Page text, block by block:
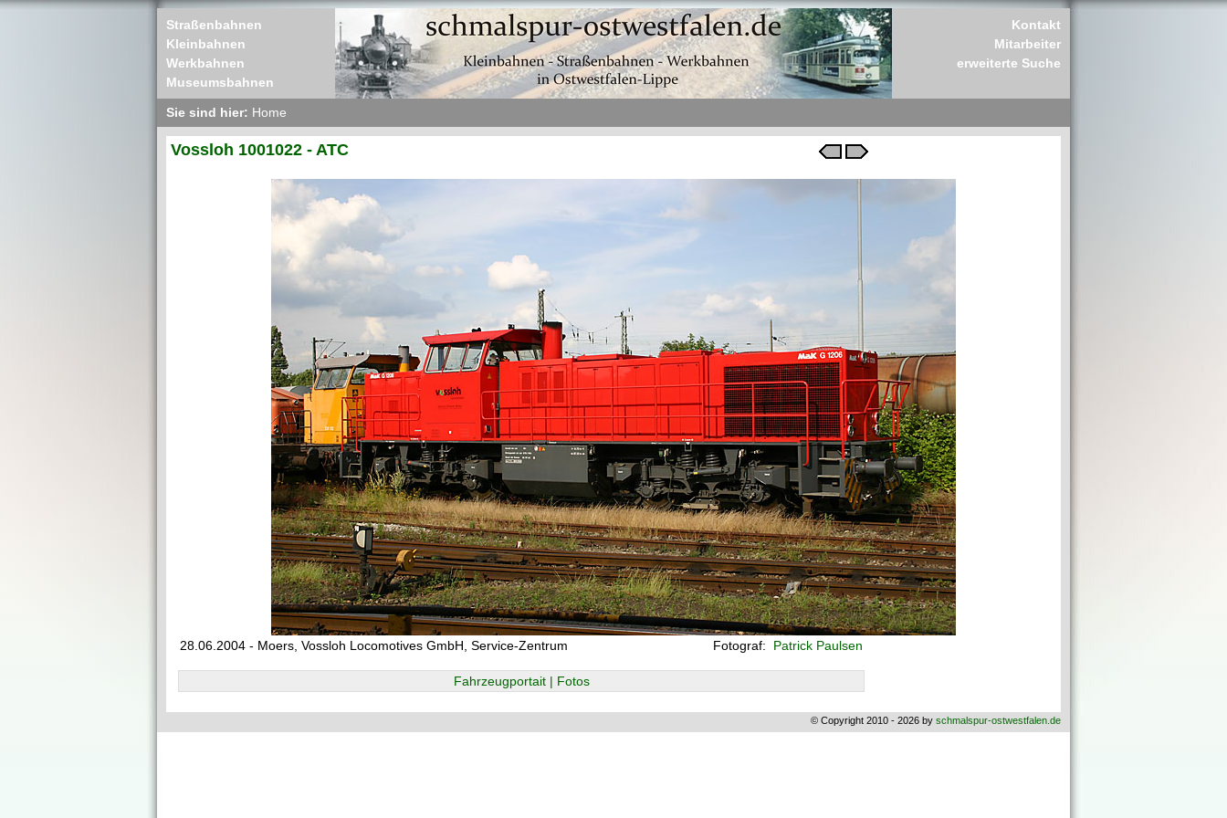
Straßenbahnen
Kleinbahnen
Werkbahnen
Museumsbahnen
Kontakt
Mitarbeiter
erweiterte Suche
Sie sind hier: Home
Vossloh 1001022 - ATC
28.06.2004 - Moers, Vossloh Locomotives GmbH, Service-Zentrum Fotograf: Patrick Paulsen
Fahrzeugportait | Fotos
© Copyright 2010 - 2026 by schmalspur-ostwestfalen.de